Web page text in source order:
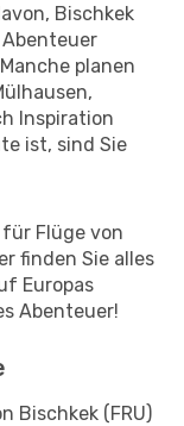
Bischkek
planen
Inspiration
ist, sind Sie
für Flüge von
finden Sie alles
Europas
Abenteuer!
Bischkek (FRU)